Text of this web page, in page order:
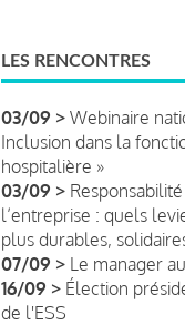
LES RENCONTRES
03/09 > Webinaire
Inclusion dans la
hospitalière »
03/09 >
l’entreprise : quels
plus durables,
07/09 > Le manager
16/09 > Élection
de l'ESS